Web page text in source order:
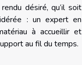
désiré, qu’il soit
: un expert en
à accueillir et
au fil du temps.